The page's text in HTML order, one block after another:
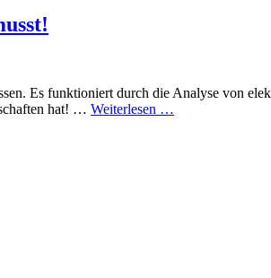
Es funktioniert durch die Analyse von
hat! … Weiterlesen …